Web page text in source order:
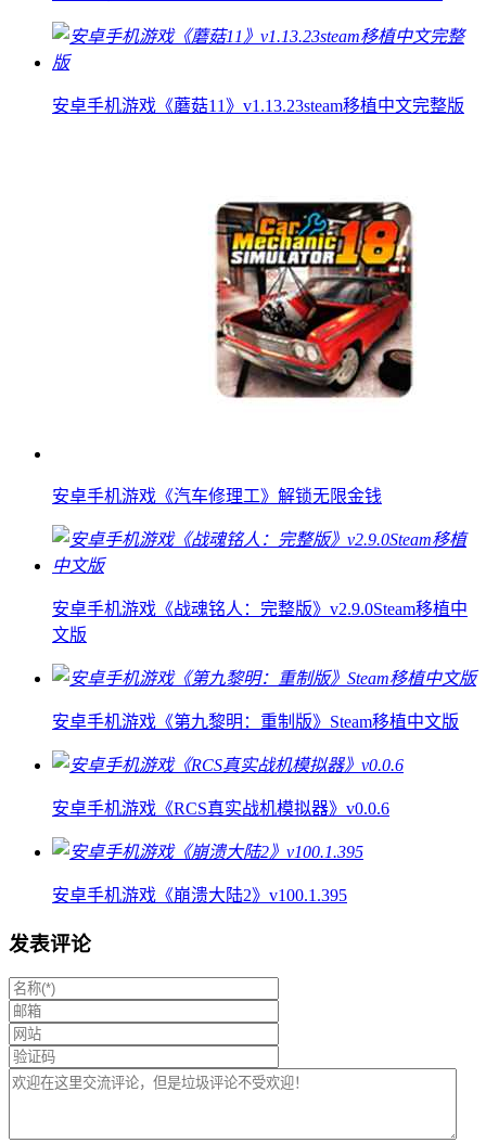
安卓手机游戏《蘑菇11》v1.13.23steam移植中文完整版
安卓手机游戏《汽车修理工》解锁无限金钱
安卓手机游戏《战魂铭人：完整版》v2.9.0Steam移植中
文版
安卓手机游戏《第九黎明：重制版》Steam移植中文版
安卓手机游戏《RCS真实战机模拟器》v0.0.6
安卓手机游戏《崩溃大陆2》v100.1.395
发表评论